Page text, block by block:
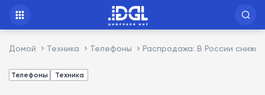
Домой Техника Телефоны Распродажа: В России
Телефоны Техника